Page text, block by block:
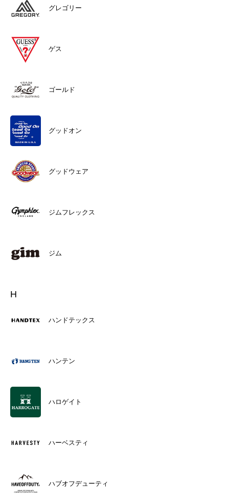
グレゴリー
ゲス
ゴールド
グッドオン
グッドウェア
ジムフレックス
ジム
H
ハンドテックス
ハンテン
ハロゲイト
ハーベスティ
ハブオフデューティ